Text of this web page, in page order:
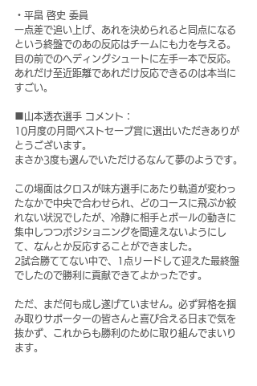
・ 平畠 啓史 委員
一点差で追い上げ、あれを決められると同点になる
という終盤でのあの反応はチームにも力を与える。
目の前でのヘディングシュートに左手一本で反応。
あれだけ至近距離であれだけ反応できるのは本当に
すごい。
■山本透衣選手 コメント：
10月度の月間ベストセーブ賞に選出いただきありが
とうございます。
まさか3度も選んでいただけるなんて夢のようです。
この場面はクロスが味方選手にあたり軌道が変わっ
たなかで中央で合わせられ、どのコースに飛ぶか絞
れない状況でしたが、冷静に相手とボールの動きに
集中しつつポジショニングを間違えないようにし
て、なんとか反応することができました。
2試合勝ててない中で、1点リードして迎えた最終盤
でしたので勝利に貢献できてよかったです。
ただ、まだ何も成し遂げていません。必ず昇格を掴
み取りサポーターの皆さんと喜び合える日まで気を
抜かず、これからも勝利のために取り組んでまいり
ます。